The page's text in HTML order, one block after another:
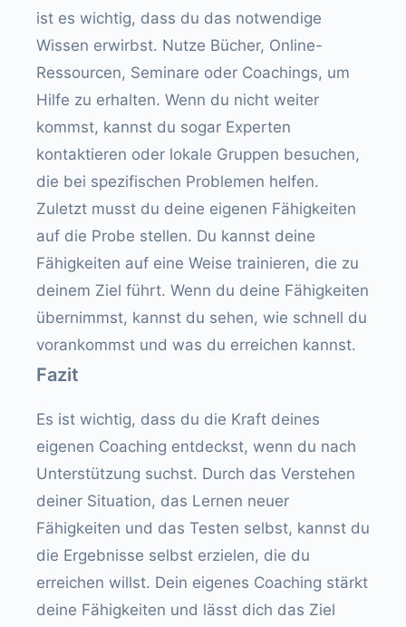
ist es wichtig, dass du das notwendige
Wissen erwirbst. Nutze Bücher, Online-
Ressourcen, Seminare oder Coachings, um
Hilfe zu erhalten. Wenn du nicht weiter
kommst, kannst du sogar Experten
kontaktieren oder lokale Gruppen besuchen,
die bei spezifischen Problemen helfen.
Zuletzt musst du deine eigenen Fähigkeiten
auf die Probe stellen. Du kannst deine
Fähigkeiten auf eine Weise trainieren, die zu
deinem Ziel führt. Wenn du deine Fähigkeiten
übernimmst, kannst du sehen, wie schnell du
vorankommst und was du erreichen kannst.
Fazit
Es ist wichtig, dass du die Kraft deines
eigenen Coaching entdeckst, wenn du nach
Unterstützung suchst. Durch das Verstehen
deiner Situation, das Lernen neuer
Fähigkeiten und das Testen selbst, kannst du
die Ergebnisse selbst erzielen, die du
erreichen willst. Dein eigenes Coaching stärkt
deine Fähigkeiten und lässt dich das Ziel